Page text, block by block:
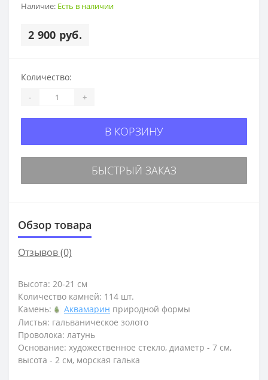
Наличие: Есть в наличии
2 900 руб.
Количество:
- +
В КОРЗИНУ
БЫСТРЫЙ ЗАКАЗ
Обзор товара
Отзывов (0)
Высота: 20-21 см
Количество камней: 114 шт.
Камень:
Аквамарин природной формы
Листья: гальваническое золото
Проволока: латунь
Основание: художественное стекло, диаметр - 7 см,
высота - 2 см, морская галька